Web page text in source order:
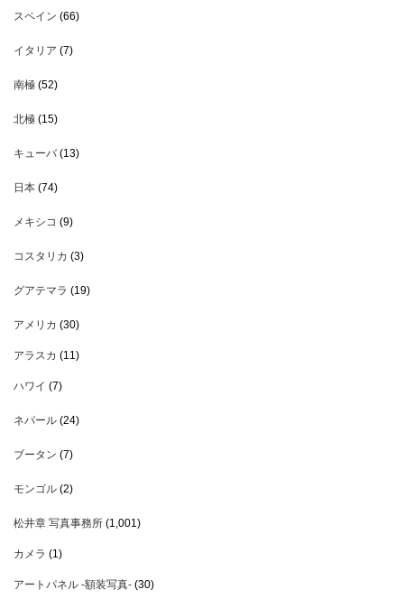
スペイン (66)
イタリア (7)
南極 (52)
北極 (15)
キューバ(13)
日本 (74)
メキシコ (9)
コスタリカ (3)
グアテマラ (19)
アメリカ (30)
アラスカ (11)
ハワイ (7)
ネパール (24)
ブータン (7)
モンゴル (2)
松井章 写真事務所 (1,001)
カメラ (1)
アートパネル -額装写真- (30)